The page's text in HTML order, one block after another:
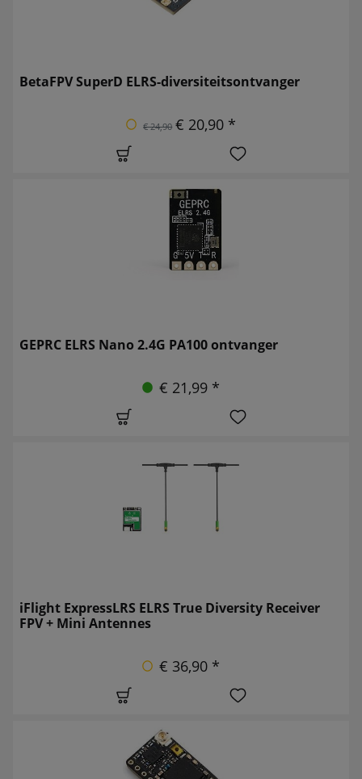
BetaFPV SuperD ELRS-diversiteitsontvanger
€ 24,90 € 20,90 *
GEPRC ELRS Nano 2.4G PA100 ontvanger
€ 21,99 *
iFlight ExpressLRS ELRS True Diversity Receiver
FPV + Mini Antennes
€ 36,90 *